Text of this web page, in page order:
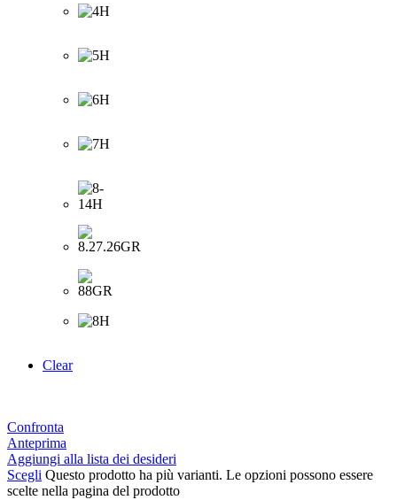
Clear
Confronta
Anteprima
Aggiungi alla lista dei desideri
Scegli Questo prodotto ha più varianti. Le opzioni possono essere
scelte nella pagina del prodotto